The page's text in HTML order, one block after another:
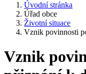
Úvodní stránka
Úřad obce
Životní situace
Vznik povinnosti
Vznik